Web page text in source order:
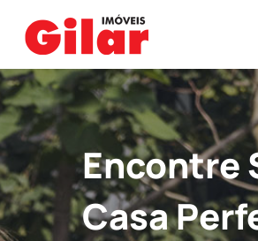
Encontre
Casa